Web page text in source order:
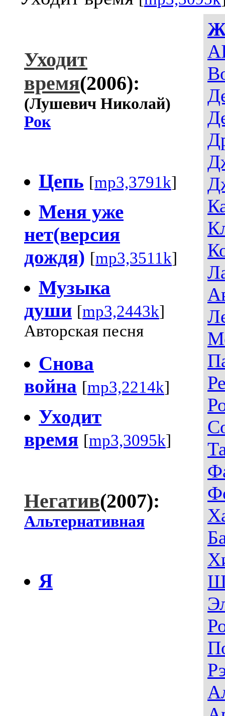
Уходит
время(2006):
(Лушевич Николай)
Рок
Цепь [mp3,3791k]
Меня уже
нет(версия
дождя) [mp3,3511k]
Музыка
души [mp3,2443k]
Авторская песня
Снова
война [mp3,2214k]
Уходит
время [mp3,3095k]
Негатив(2007):
Альтернативная
Я